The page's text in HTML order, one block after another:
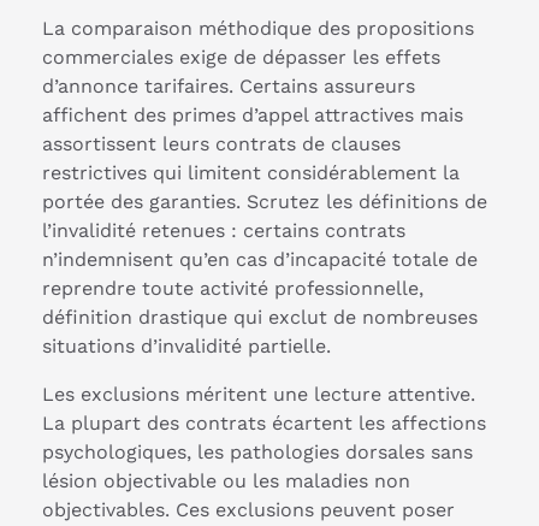
La comparaison méthodique des propositions
commerciales exige de dépasser les effets
d’annonce tarifaires. Certains assureurs
affichent des primes d’appel attractives mais
assortissent leurs contrats de clauses
restrictives qui limitent considérablement la
portée des garanties. Scrutez les définitions de
l’invalidité retenues : certains contrats
n’indemnisent qu’en cas d’incapacité totale de
reprendre toute activité professionnelle,
définition drastique qui exclut de nombreuses
situations d’invalidité partielle.
Les exclusions méritent une lecture attentive.
La plupart des contrats écartent les affections
psychologiques, les pathologies dorsales sans
lésion objectivable ou les maladies non
objectivables. Ces exclusions peuvent poser